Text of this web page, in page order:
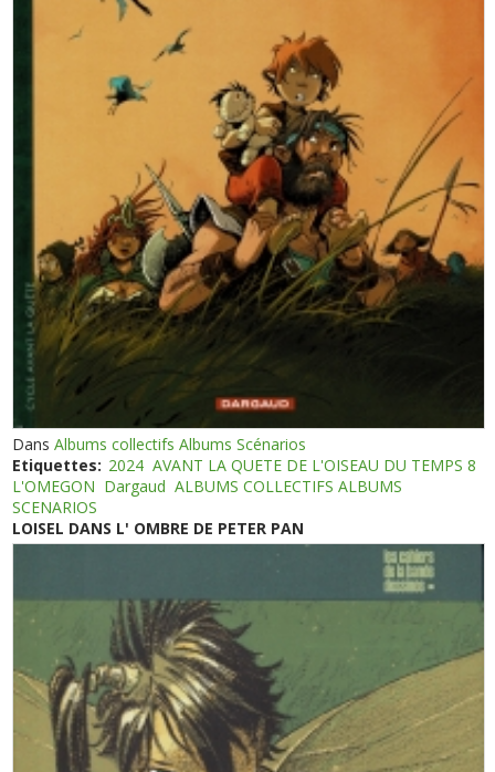
DansAlbums collectifs Albums Scénarios
Etiquettes: 2024 AVANT LA QUETE DE L'OISEAU DU TEMPS 8
L'OMEGON Dargaud ALBUMS COLLECTIFS ALBUMS
SCENARIOS
LOISEL DANS L' OMBRE DE PETER PAN